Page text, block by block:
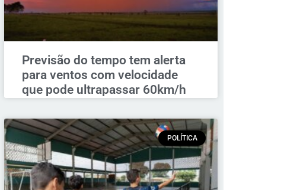
Previsão do tempo tem alerta
para ventos com velocidade
que pode ultrapassar 60km/h
POLÍTICA